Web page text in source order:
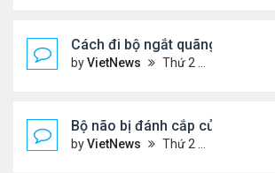
Cách đi bộ ngắt quãng giúp
byVietNews Thứ 2 Tháng 8 08, 2022 1:34 pm
Bộ não bị đánh cắp của Einstein
byVietNews Thứ 2 Tháng 8 08, 2022 1:29 pm